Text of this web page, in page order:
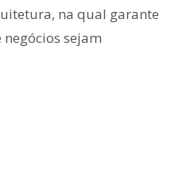
na qual garante
sejam